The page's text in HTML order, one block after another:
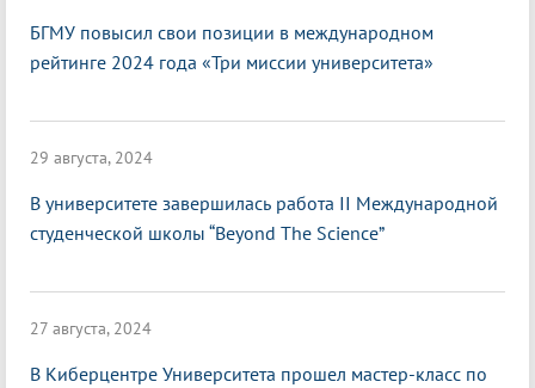
БГМУ повысил свои позиции в международном
рейтинге 2024 года «Три миссии университета»
29 августа, 2024
В университете завершилась работа II Международной
студенческой школы “Beyond The Science”
27 августа, 2024
В Киберцентре Университета прошел мастер-класс по